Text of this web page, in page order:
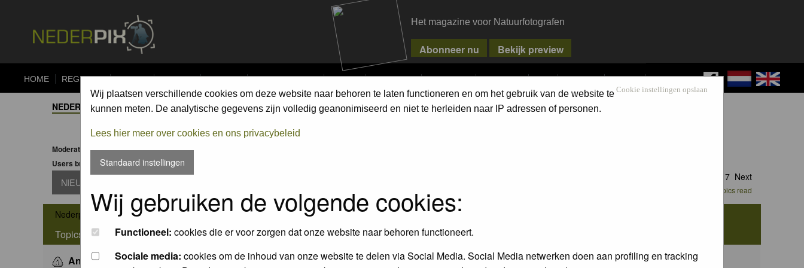
Het magazine voor Natuurfotografen
HOME REGISTER FORUM UPLOAD ALBUMS COMPETITIONS PIXPAS MAGAZINE WEBSHOP CONTACT FAQ SEARCH LOG IN
Cookie instellingen opslaan
Wij plaatsen verschillende cookies om deze website naar behoren te laten functioneren en om het gebruik van de website te
kunnen meten. De analytische gegevens zijn volledig geanonimiseerd en niet te herleiden naar IP adressen of personen.
Lees hier meer over cookies en ons privacybeleid
Standaard instellingen
Wij gebruiken de volgende cookies:
Functioneel: cookies die er voor zorgen dat onze website naar behoren functioneert.
Sociale media: cookies om de inhoud van onze website te delen via Social Media. Social Media netwerken doen aan profiling en tracking
NEDERPIX.NL FORUM INDEX ->NIEUWS / NEWS
Moderator:Moderators
Users browsing this forum: None
NIEUW TOPIC 7 Next
Mark all topics read
Nederpix.nl Forum Index->Nieuws / News
Topics Replies Author
Announcement: Moderatie en Perspectieven op
11 Vincent Rijnbende 31704
Wed 02 Jul 2014, 14:03